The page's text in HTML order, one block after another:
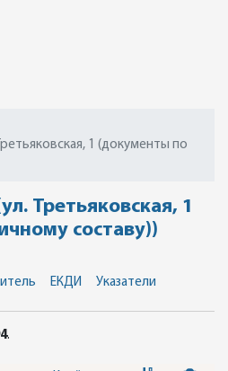
1 (документы по
Третьяковская, 1
составу))
ЕКДИ Указатели
.